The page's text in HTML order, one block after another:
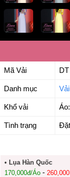
Mã Vải
Danh mục
Khổ vải
Tình trạng
• Lụa Hàn Quốc
170,000đ/Áo -